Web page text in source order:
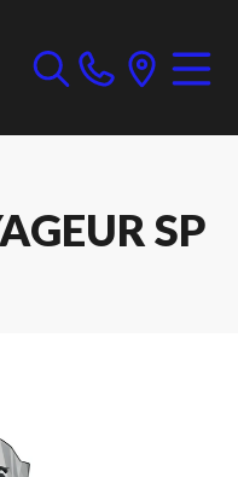
SP